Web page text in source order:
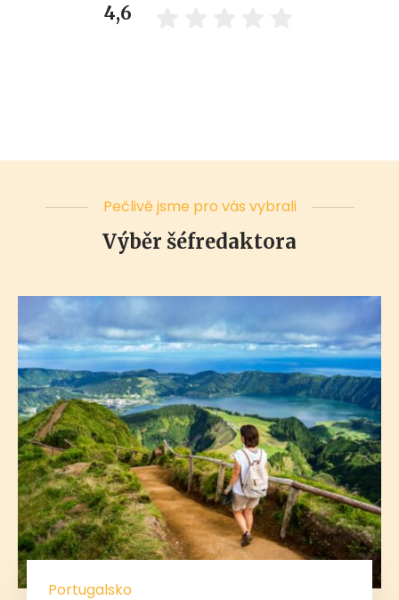
4,6
Pečlivě jsme pro vás vybrali
Výběr šéfredaktora
Portugalsko